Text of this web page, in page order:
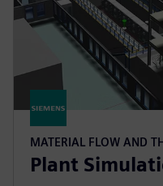
MATERIAL FLOW AND
Plant